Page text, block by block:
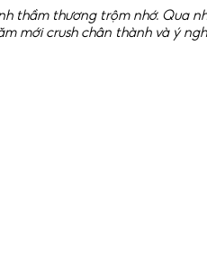
thương trộm nhớ. Qua
crush chân thành và ý